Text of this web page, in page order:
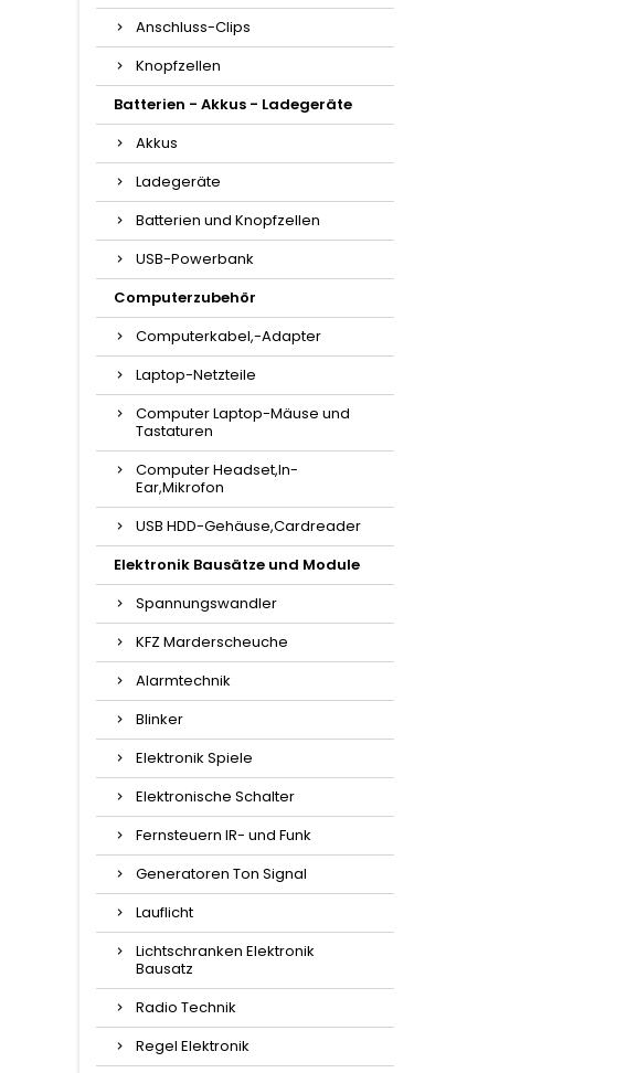
Anschluss-Clips
Knopfzellen
Batterien - Akkus - Ladegeräte
Akkus
Ladegeräte
Batterien und Knopfzellen
USB-Powerbank
Computerzubehör
Computerkabel,-Adapter
Laptop-Netzteile
Computer Laptop-Mäuse und
Tastaturen
Computer Headset,In-
Ear,Mikrofon
USB HDD-Gehäuse,Cardreader
Elektronik Bausätze und Module
Spannungswandler
KFZ Marderscheuche
Alarmtechnik
Blinker
Elektronik Spiele
Elektronische Schalter
Fernsteuern IR- und Funk
Generatoren Ton Signal
Lauflicht
Lichtschranken Elektronik
Bausatz
Radio Technik
Regel Elektronik